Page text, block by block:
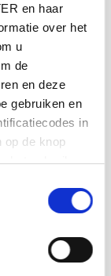
en haar
over het
u
de
en deze
gebruiken en
in
op de knop
het gebruik
onderaan de
klikken. Deze
en
Zie voor meer
L-N
L/N-PE
to IEC 60529
/ screw / PCB